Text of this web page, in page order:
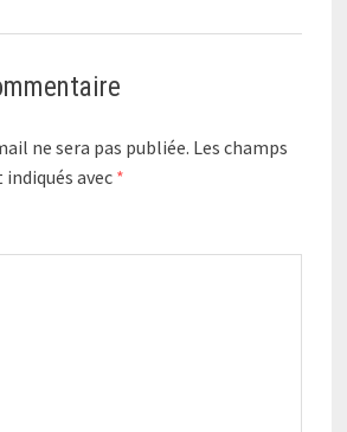
ne sera pas publiée. Les champs
avec *